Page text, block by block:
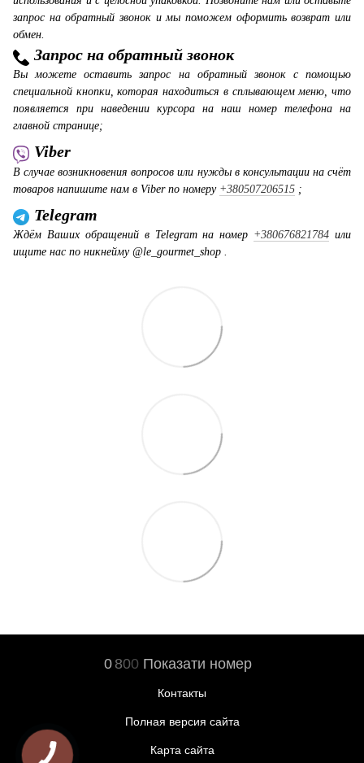
запрос на обратный звонок и мы поможем оформить возврат или
обмен.
Запрос на обратный звонок
Вы можете оставить запрос на обратный звонок с помощью
специальной кнопки, которая находиться в сплывающем меню, что
появляется при наведении курсора на наш номер телефона на
главной странице;
Viber
В случае возникновения вопросов или нужды в консультации на счёт
товаров напишите нам в Viber по номеру +380507206515 ;
Telegram
Ждём Ваших обращений в Telegram на номер +380676821784 или
ищите нас по никнейму @le_gourmet_shop .
0 800 Показати номер
Контакты
Полная версия сайта
Карта сайта